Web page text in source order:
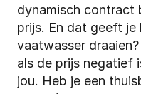
dynamisch contract
prijs. En dat geeft je
vaatwasser
als de prijs negatief
jou. Heb je een